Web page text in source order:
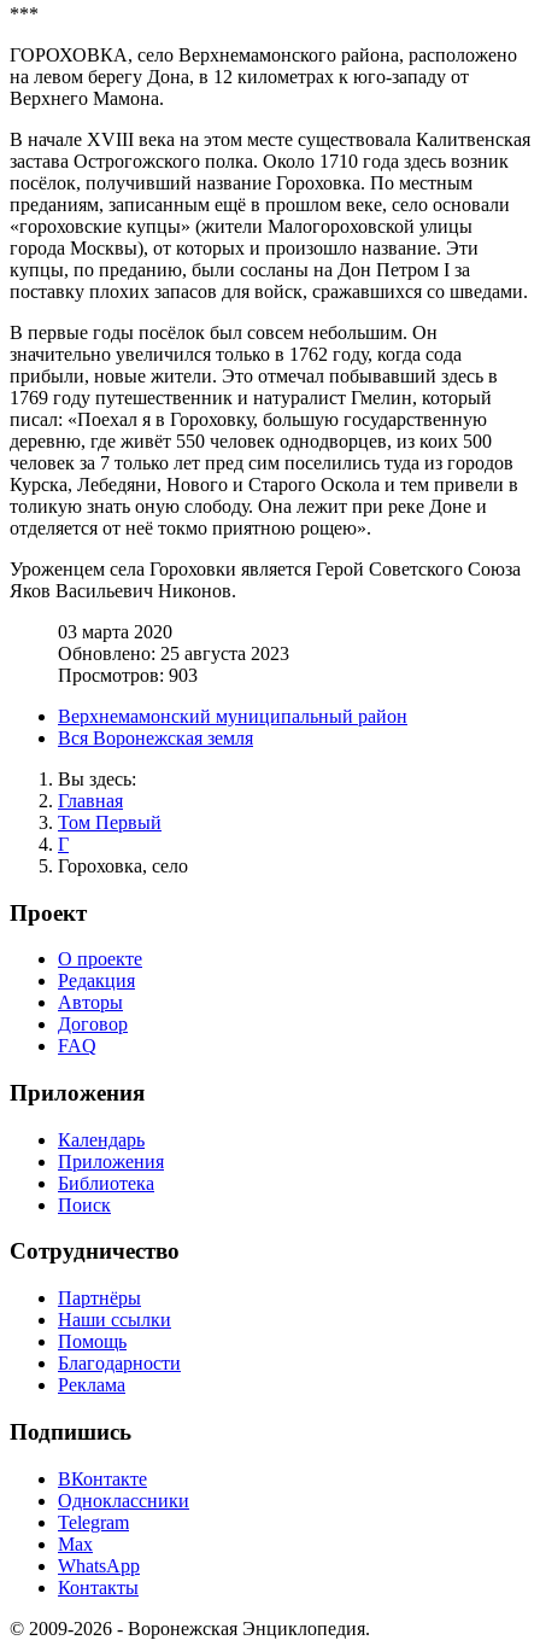
***
ГОРОХОВКА, село Верхнемамонского района, расположено
на левом берегу Дона, в 12 километрах к юго-западу от
Верхнего Мамона.
В начале XVIII века на этом месте существовала Калитвенская
застава Острогожского полка. Около 1710 года здесь возник
посёлок, получивший название Гороховка. По местным
преданиям, записанным ещё в прошлом веке, село основали
«гороховские купцы» (жители Малогороховской улицы
города Москвы), от которых и произошло название. Эти
купцы, по преданию, были сосланы на Дон Петром I за
поставку плохих запасов для войск, сражавшихся со шведами.
В первые годы посёлок был совсем небольшим. Он
значительно увеличился только в 1762 году, когда сода
прибыли, новые жители. Это отмечал побывавший здесь в
1769 году путешественник и натуралист Гмелин, который
писал: «Поехал я в Гороховку, большую государственную
деревню, где живёт 550 человек однодворцев, из коих 500
человек за 7 только лет пред сим поселились туда из городов
Курска, Лебедяни, Нового и Старого Оскола и тем привели в
толикую знать оную слободу. Она лежит при реке Доне и
отделяется от неё токмо приятною рощею».
Уроженцем села Гороховки является Герой Советского Союза
Яков Васильевич Никонов.
03 марта 2020
Обновлено: 25 августа 2023
Просмотров: 903
Верхнемамонский муниципальный район
Вся Воронежская земля
Вы здесь:
Главная
Том Первый
Г
Гороховка, село
Проект
О проекте
Редакция
Авторы
Договор
FAQ
Приложения
Календарь
Приложения
Библиотека
Поиск
Сотрудничество
Партнёры
Наши ссылки
Помощь
Благодарности
Реклама
Подпишись
ВКонтакте
Одноклассники
Telegram
Max
WhatsApp
Контакты
© 2009-2026 - Воронежская Энциклопедия.